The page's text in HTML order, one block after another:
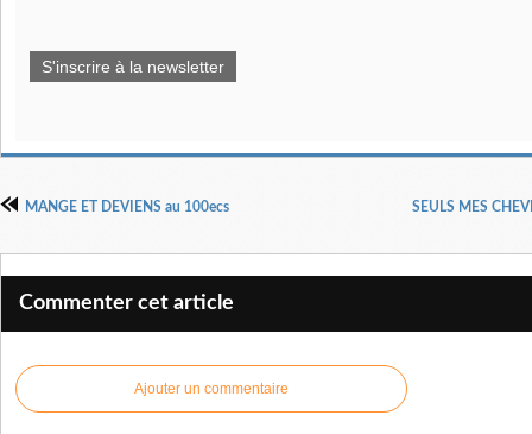
S'inscrire à la newsletter
MANGE ET DEVIENS au 100ecs SEULS MES
Commenter cet article
Ajouter un commentaire